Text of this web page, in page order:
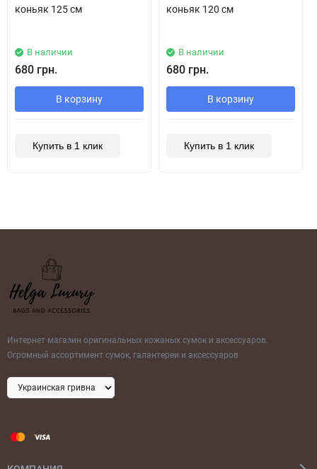
коньяк 125 см
В наличии
680 грн.
В корзину
Купить в 1 клик
коньяк 120 см
В наличии
680 грн.
В корзину
Купить в 1 клик
Интернет магазин оригинальных кожаных сумок и аксессуаров.
Огромный ассортимент сумок, галантереи и аксессуаров